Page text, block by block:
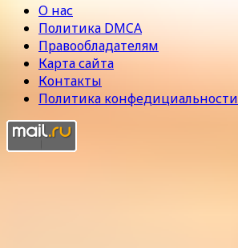
О нас
Политика DMCA
Правообладателям
Карта сайта
Контакты
Политика конфедициальности